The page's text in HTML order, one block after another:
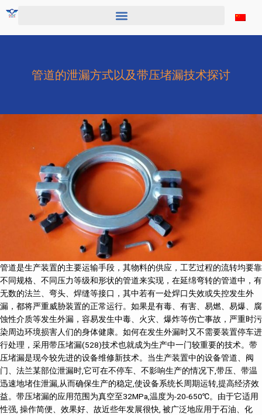
管道的泄漏方式以及带压堵漏技术探讨
管道是生产装置的主要运输手段，其物料的供应，工艺过程的流转均要靠
不同规格、不同压力等级和形状的管道来实现，在延绵弯转的管道中，有
无数的法兰、弯头、焊缝等接口，其中若有一处焊口失效或失控发生外
漏，都将严重威胁装置的正常运行。如果是有毒、有害、易燃、易爆、腐
蚀性介质等发生外漏，容易发生中毒、火灾、爆炸等伤亡事故，严重时污
染周边环境损害人们的身体健康。如何在发生外漏时又不需要装置停车进
行处理，采用带压堵漏(528)技术也就成为生产中一门较重要的技术。带
压堵漏是现今较先进的设备维修新技术。当生产装置中的设备管道、阀
门、法兰某部位泄漏时,它可在不停车、不影响生产的情况下,带压、带温
迅速地堵住泄漏,从而确保生产的稳定,使设备系统长周期运转,提高经济效
益。带压堵漏的应用范围为真空至32MPa,温度为-20-650℃。由于它适用
性强, 操作简便、效果好、故近些年发展很快, 被广泛地应用于石油、化